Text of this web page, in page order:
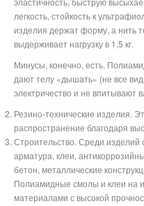
легкость, стойкость к
изделия держат форму, а нить
выдерживает нагрузку в 1,5 кг.
Минусы, конечно, есть.
дают телу «дышать» (не все
электричество и не впитывают
Резино-технические изделия.
распространение благодаря
Строительство. Среди изделий
арматура, клеи,
бетон, металлические
Полиамидные смолы и клеи на
материалами с высокой